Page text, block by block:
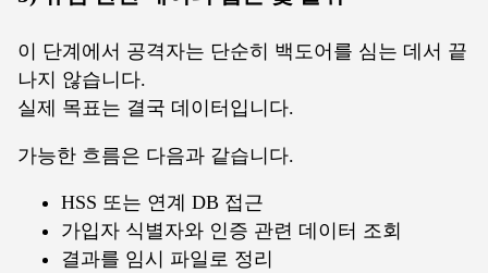
이 단계에서 공격자는 단순히 백도어를 심는 데서 끝
나지 않습니다.
실제 목표는 결국 데이터입니다.
가능한 흐름은 다음과 같습니다.
HSS 또는 연계 DB 접근
가입자 식별자와 인증 관련 데이터 조회
결과를 임시 파일로 정리